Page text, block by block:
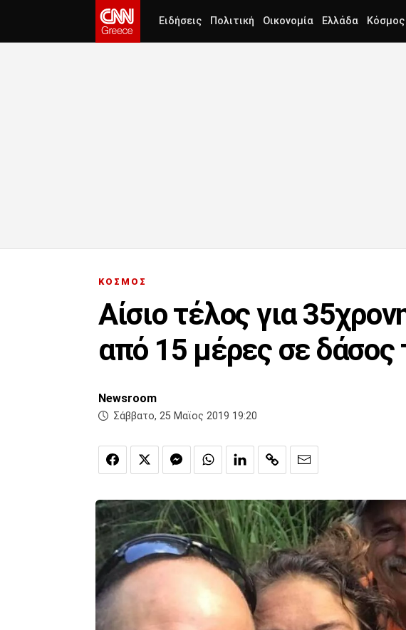
Ειδήσεις Πολιτική Οικονομία Ελλάδα Κόσμος
ΚΟΣΜΟΣ
Αίσιο τέλος για
από 15 μέρες σε δάσος
Newsroom
Σάββατο, 25 Μαϊος 2019 19:20